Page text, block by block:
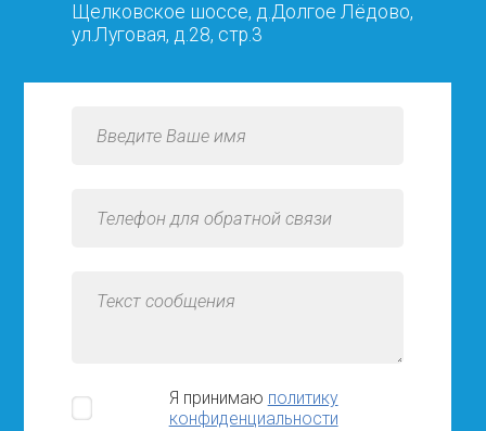
Щелковское шоссе, д.Долгое Лёдово,
ул.Луговая, д.28, стр.3
Я принимаю политику
конфиденциальности